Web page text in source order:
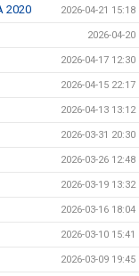
2020 2026-04-21 15:18
2026-04-20
2026-04-17 12:30
2026-04-15 22:17
2026-04-13 13:12
2026-03-31 20:30
2026-03-26 12:48
2026-03-19 13:32
2026-03-16 18:04
2026-03-10 15:41
2026-03-09 19:45